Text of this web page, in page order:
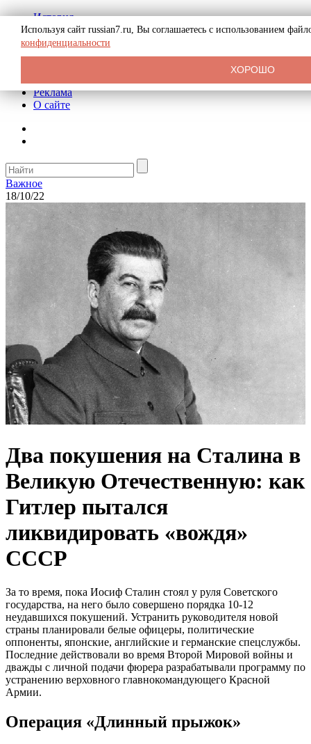
История
Биография
Криминал
СССР
Реклама
О сайте
Важное
18/10/22
Два покушения на Сталина в
Великую Отечественную: как
Гитлер пытался
ликвидировать «вождя»
СССР
За то время, пока Иосиф Сталин стоял у руля Советского
государства, на него было совершено порядка 10-12
неудавшихся покушений. Устранить руководителя новой
страны планировали белые офицеры, политические
оппоненты, японские, английские и германские спецслужбы.
Последние действовали во время Второй Мировой войны и
дважды с личной подачи фюрера разрабатывали программу по
устранению верховного главнокомандующего Красной
Армии.
Операция «Длинный прыжок»
Используя сайт russian7.ru, Вы соглашаетесь с использованием
конфиденциальности
ХОРОШО